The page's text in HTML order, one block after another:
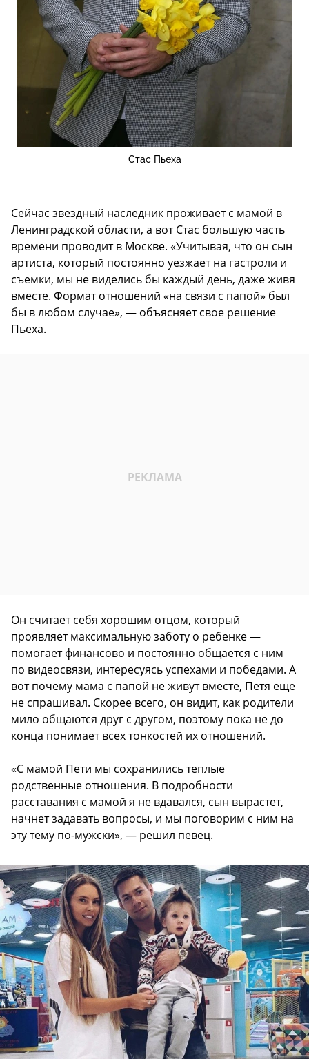
Стас Пьеха
Сейчас звездный наследник проживает с мамой в
Ленинградской области, а вот Стас большую часть
времени проводит в Москве. «Учитывая, что он сын
артиста, который постоянно уезжает на гастроли и
съемки, мы не виделись бы каждый день, даже живя
вместе. Формат отношений «на связи с папой» был
бы в любом случае», — объясняет свое решение
Пьеха.
Он считает себя хорошим отцом, который
проявляет максимальную заботу о ребенке —
помогает финансово и постоянно общается с ним
по видеосвязи, интересуясь успехами и победами. А
вот почему мама с папой не живут вместе, Петя еще
не спрашивал. Скорее всего, он видит, как родители
мило общаются друг с другом, поэтому пока не до
конца понимает всех тонкостей их отношений.
«С мамой Пети мы сохранились теплые
родственные отношения. В подробности
расставания с мамой я не вдавался, сын вырастет,
начнет задавать вопросы, и мы поговорим с ним на
эту тему по-мужски», — решил певец.